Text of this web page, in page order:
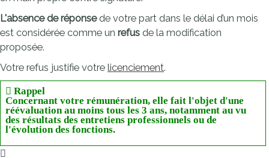
L'absence de réponsede votre part dans le délai d’un mois
est considérée comme un refus de la modification
proposée.
Votre refus justifie votre licenciement.
Rappel
Concernant votre rémunération, elle fait l'objet d'une
réévaluation au moins tous les 3 ans, notamment au vu
des résultats des entretiens professionnels ou de
l'évolution des fonctions.